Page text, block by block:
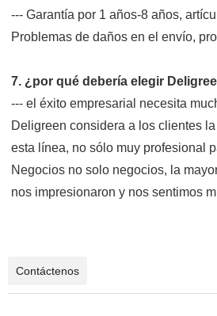
--- Garantía por 1 años-8 años,
Problemas de daños en el envío,
7. ¿por qué debería elegir
--- el éxito empresarial necesita
Deligreen considera a los clientes
esta línea, no sólo muy profesional
Negocios no solo negocios, la
nos impresionaron y nos sentimos
Contáctenos